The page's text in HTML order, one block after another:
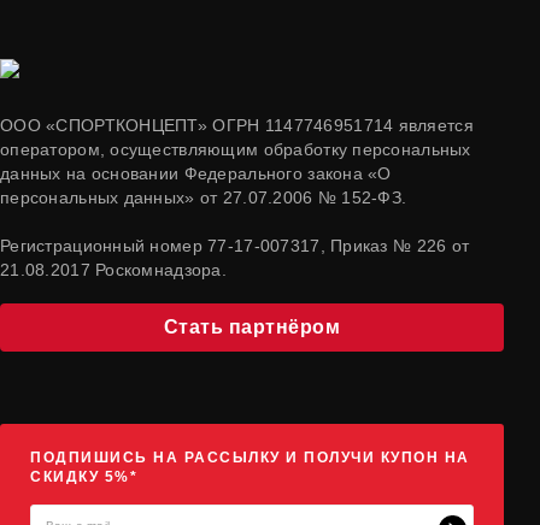
ООО «СПОРТКОНЦЕПТ» ОГРН 1147746951714 является
оператором, осуществляющим обработку персональных
данных на основании Федерального закона «О
персональных данных» от 27.07.2006 № 152-ФЗ.
Регистрационный номер 77-17-007317, Приказ № 226 от
21.08.2017 Роскомнадзора.
Стать партнёром
ПОДПИШИСЬ НА РАССЫЛКУ И ПОЛУЧИ КУПОН НА
СКИДКУ 5%*